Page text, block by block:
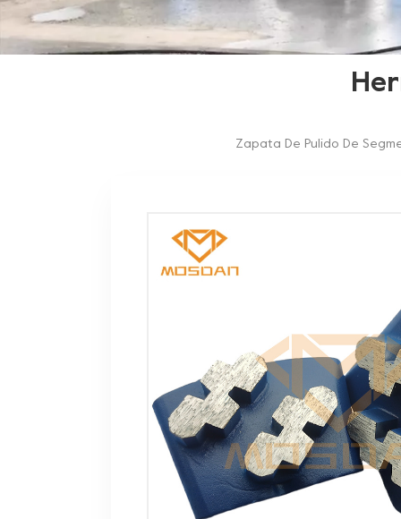
Zapata De Pulido De